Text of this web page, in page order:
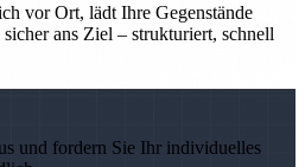
vor Ort, lädt Ihre Gegenstände
ans Ziel – strukturiert, schnell
und fordern Sie Ihr individuelles